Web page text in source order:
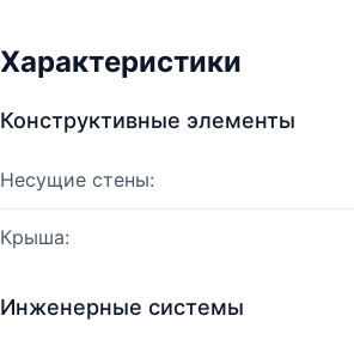
Характеристики
Конструктивные элементы
Несущие стены:
Крыша:
Инженерные системы